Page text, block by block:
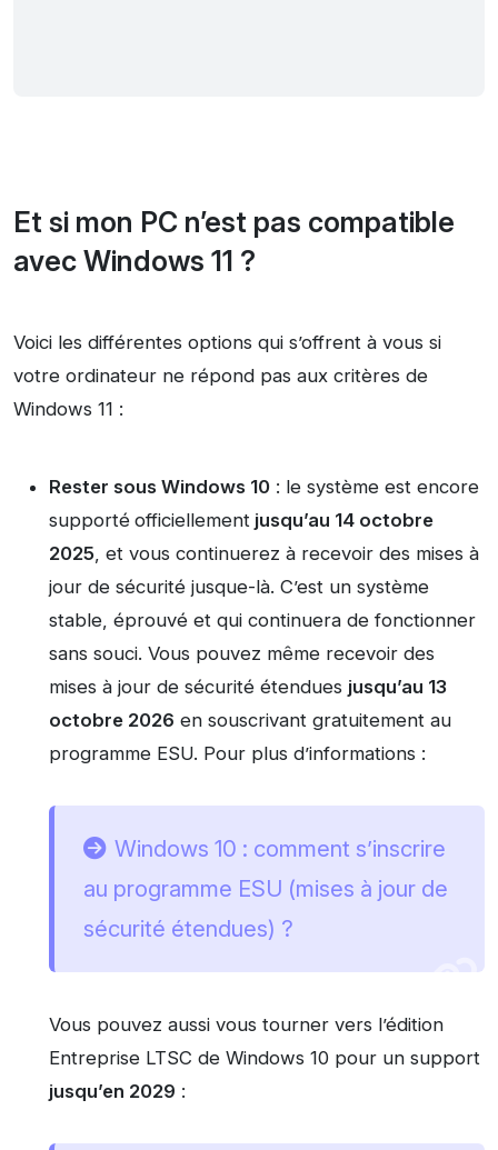
Et si mon PC n’est pas compatible
avec Windows 11 ?
Voici les différentes options qui s’offrent à vous si
votre ordinateur ne répond pas aux critères de
Windows 11 :
Rester sous Windows 10 : le système est encore
supporté officiellement jusqu’au 14 octobre
2025, et vous continuerez à recevoir des mises à
jour de sécurité jusque-là. C’est un système
stable, éprouvé et qui continuera de fonctionner
sans souci. Vous pouvez même recevoir des
mises à jour de sécurité étendues jusqu’au 13
octobre 2026 en souscrivant gratuitement au
programme ESU. Pour plus d’informations :
Windows 10 : comment s’inscrire
au programme ESU (mises à jour de
sécurité étendues) ?
Vous pouvez aussi vous tourner vers l’édition
Entreprise LTSC de Windows 10 pour un support
jusqu’en 2029 :